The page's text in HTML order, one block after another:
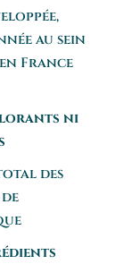
au sein
France
ni
des